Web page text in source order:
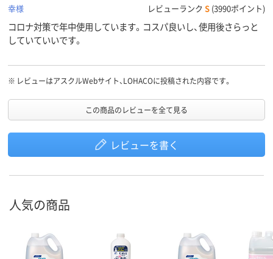
幸様
レビューランク S (3990ポイント)
コロナ対策で年中使用しています。コスパ良いし、使用後さらっと
していていいです。
※ レビューはアスクルWebサイト、LOHACOに投稿された内容です。
この商品のレビューを全て見る
レビューを書く
人気の商品